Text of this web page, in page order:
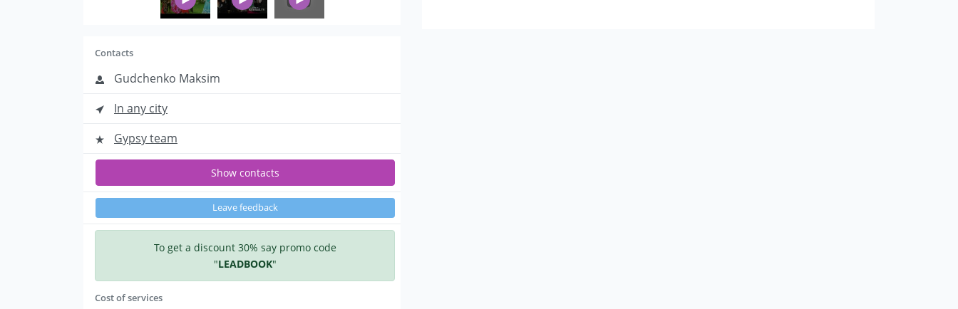
Contacts
Gudchenko Maksim
In any city
Gypsy team
Show contacts
Leave feedback
To get a discount 30% say promo code
"LEADBOOK"
Cost of services